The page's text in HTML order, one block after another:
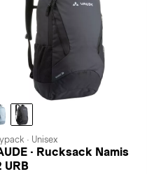
· Unisex
· Rucksack Namis
URB